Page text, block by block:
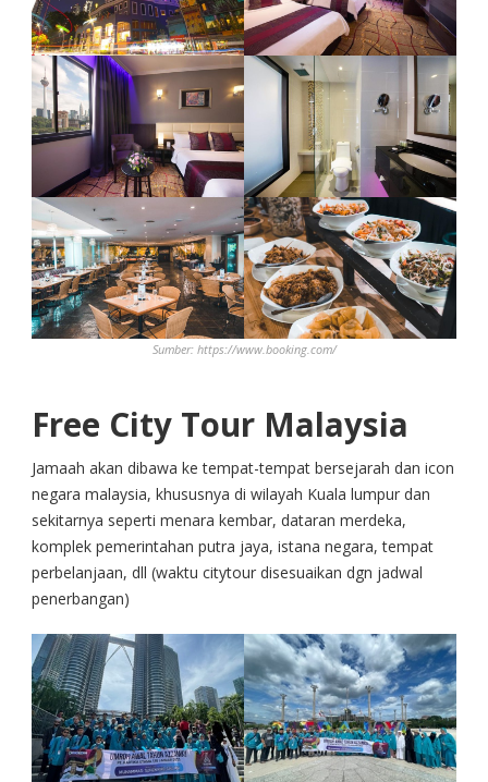
Sumber: https://www.booking.com/
Free City Tour Malaysia
Jamaah akan dibawa ke tempat-tempat bersejarah dan icon
negara malaysia, khususnya di wilayah Kuala lumpur dan
sekitarnya seperti menara kembar, dataran merdeka,
komplek pemerintahan putra jaya, istana negara, tempat
perbelanjaan, dll (waktu citytour disesuaikan dgn jadwal
penerbangan)